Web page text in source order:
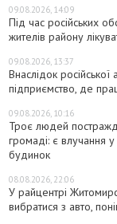
09.08.2026, 14:09
Під час російських
жителів району
09.08.2026, 13:37
Внаслідок
підприємство, де
09.08.2026, 10:16
Троє людей
громаді: є влучання у
будинок
08.08.2026, 22:06
У райцентрі
вибратися з авто,